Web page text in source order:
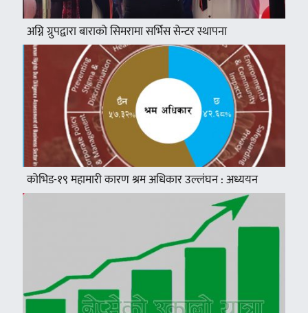
अग्नि ग्रुपद्वारा बाराको सिमरामा सर्भिस सेन्टर स्थापना
कोभिड-१९ महामारी कारण श्रम अधिकार उल्लंघन : अध्ययन